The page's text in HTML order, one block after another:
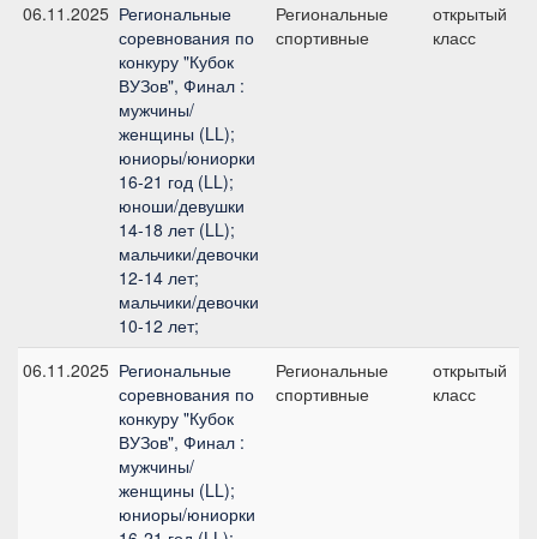
06.11.2025 Региональные
соревнования по
конкуру "Кубок
ВУЗов", Финал :
мужчины/
женщины (LL);
юниоры/юниорки
16-21 год (LL);
юноши/девушки
14-18 лет (LL);
мальчики/девочки
12-14 лет;
мальчики/девочки
10-12 лет;
Региональные
спортивные
открытый
класс
06.11.2025 Региональные
соревнования по
конкуру "Кубок
ВУЗов", Финал :
мужчины/
женщины (LL);
юниоры/юниорки
Региональные
спортивные
открытый
класс